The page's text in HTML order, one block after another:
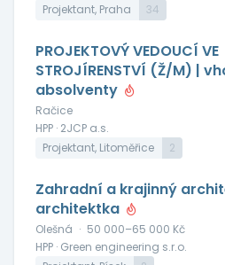
Projektant, Praha
34
PROJEKTOVÝ VEDOUCÍ VE
STROJÍRENSTVÍ (Ž/M) |
absolventy
Račice
HPP · 2JCP a.s.
Projektant, Litoměřice
2
Zahradní a krajinný
architektka
Olešná · 50 000–65 000 Kč
HPP · Green engineering s.r.o.